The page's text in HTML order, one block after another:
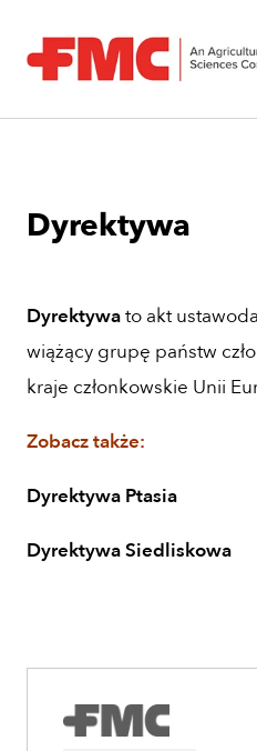
Dyrektywa
Dyrektywato akt
wiążący grupę państw
kraje członkowskie Unii
Zobacz także:
Dyrektywa Ptasia
Dyrektywa Siedliskowa